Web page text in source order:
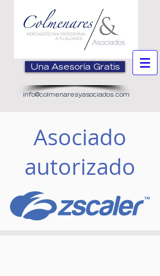
Una Asesoría Gratis
info@colmenaresyasociados.com
Asociado
autorizado